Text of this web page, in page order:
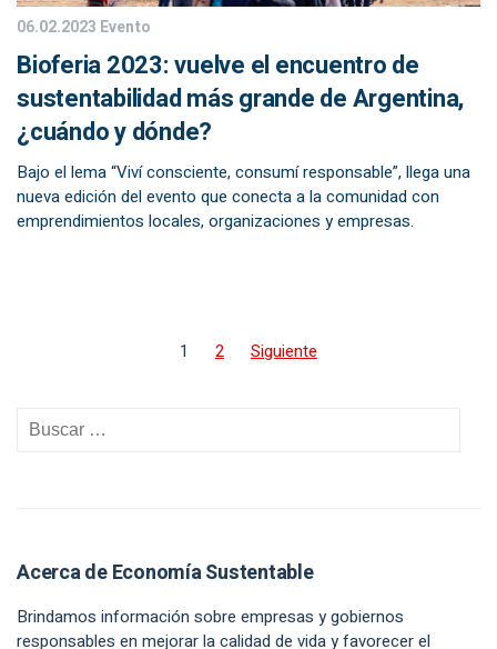
06.02.2023 Evento
Bioferia 2023: vuelve el encuentro de
sustentabilidad más grande de Argentina,
¿cuándo y dónde?
Bajo el lema “Viví consciente, consumí responsable”, llega una
nueva edición del evento que conecta a la comunidad con
emprendimientos locales, organizaciones y empresas.
1 2 Siguiente
Acerca de Economía Sustentable
Brindamos información sobre empresas y gobiernos
responsables en mejorar la calidad de vida y favorecer el